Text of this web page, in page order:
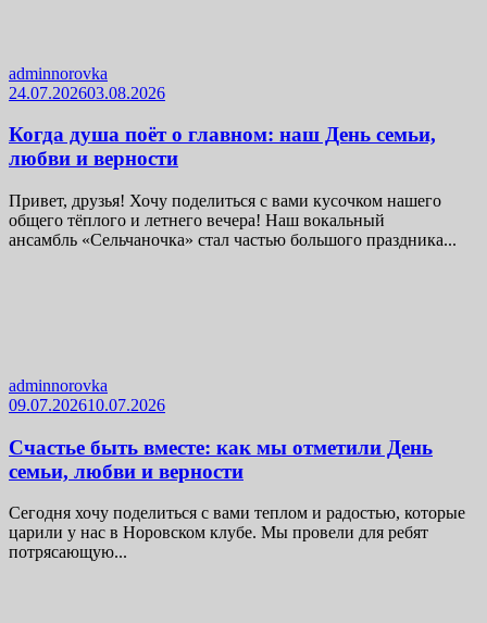
adminnorovka
24.07.202603.08.2026
Когда душа поёт о главном: наш День семьи,
любви и верности
Привет, друзья! Хочу поделиться с вами кусочком нашего
общего тёплого и летнего вечера! Наш вокальный
ансамбль «Сельчаночка» стал частью большого праздника...
adminnorovka
09.07.202610.07.2026
Счастье быть вместе: как мы отметили День
семьи, любви и верности
Сегодня хочу поделиться с вами теплом и радостью, которые
царили у нас в Норовском клубе. Мы провели для ребят
потрясающую...